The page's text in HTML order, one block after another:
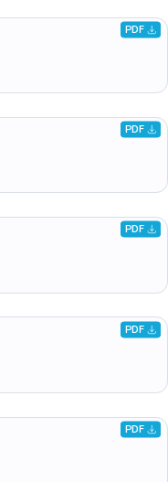
PDF
PDF
PDF
PDF
PDF